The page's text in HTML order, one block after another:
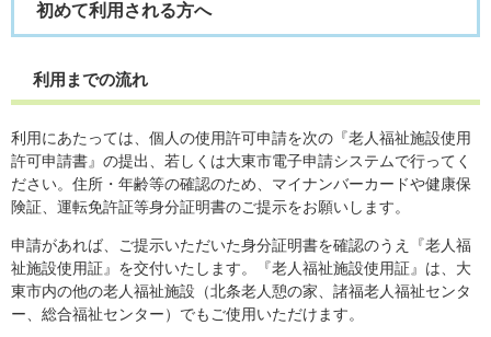
初めて利用される方へ
利用までの流れ
利用にあたっては、個人の使用許可申請を次の『老人福祉施設使用
許可申請書』の提出、若しくは大東市電子申請システムで行ってく
ださい。住所・年齢等の確認のため、マイナンバーカードや健康保
険証、運転免許証等身分証明書のご提示をお願いします。
申請があれば、ご提示いただいた身分証明書を確認のうえ『老人福
祉施設使用証』を交付いたします。『老人福祉施設使用証』は、大
東市内の他の老人福祉施設（北条老人憩の家、諸福老人福祉センタ
ー、総合福祉センター）でもご使用いただけます。